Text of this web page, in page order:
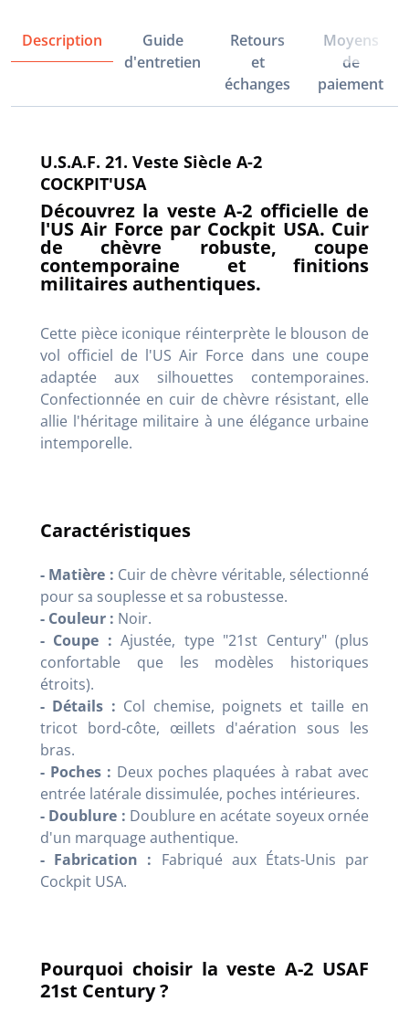
Description
Guide
d'entretien
Retours
et
échanges
Moyens
de
paiement
U.S.A.F. 21. Veste Siècle A-2
COCKPIT'USA
Découvrez la veste A-2 officielle de
l'US Air Force par Cockpit USA. Cuir
de chèvre robuste, coupe
contemporaine et finitions
militaires authentiques.
Cette pièce iconique réinterprète le blouson de
vol officiel de l'US Air Force dans une coupe
adaptée aux silhouettes contemporaines.
Confectionnée en cuir de chèvre résistant, elle
allie l'héritage militaire à une élégance urbaine
intemporelle.
Caractéristiques
- Matière : Cuir de chèvre véritable, sélectionné
pour sa souplesse et sa robustesse.
- Couleur : Noir.
- Coupe : Ajustée, type "21st Century" (plus
confortable que les modèles historiques
étroits).
- Détails : Col chemise, poignets et taille en
tricot bord-côte, œillets d'aération sous les
bras.
- Poches : Deux poches plaquées à rabat avec
entrée latérale dissimulée, poches intérieures.
- Doublure : Doublure en acétate soyeux ornée
d'un marquage authentique.
- Fabrication : Fabriqué aux États-Unis par
Cockpit USA.
Pourquoi choisir la veste A-2 USAF
21st Century ?